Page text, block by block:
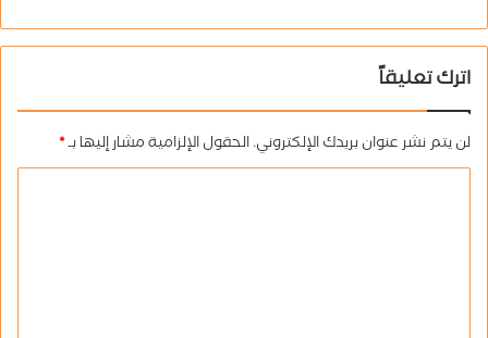
اترك تعليقاً
لن يتم نشر عنوان بريدك الإلكتروني.الحقول الإلزامية مشار إليها بـ*